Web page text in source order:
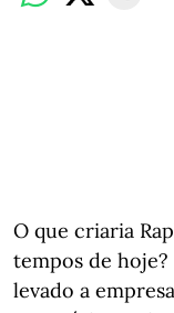
O que criaria
tempos de
levado a